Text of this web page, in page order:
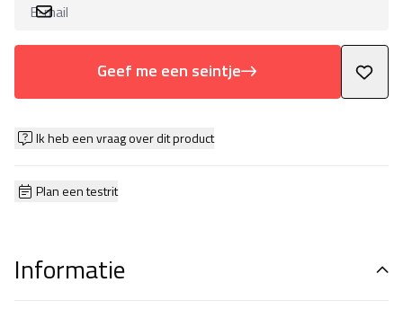
Geef me een seintje
Ik heb een vraag over dit product
Plan een testrit
Informatie